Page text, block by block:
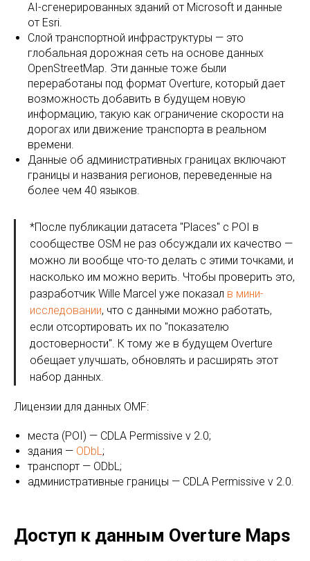
AI-сгенерированных зданий от Microsoft и данные
от Esri.
Слой транспортной инфраструктуры — это
глобальная дорожная сеть на основе данных
OpenStreetMap. Эти данные тоже были
переработаны под формат Overture, который дает
возможность добавить в будущем новую
информацию, такую как ограничение скорости на
дорогах или движение транспорта в реальном
времени.
Данные об административных границах включают
границы и названия регионов, переведенные на
более чем 40 языков.
*После публикации датасета "Places" с POI в
сообществе OSM не раз обсуждали их качество —
можно ли вообще что-то делать с этими точками, и
насколько им можно верить. Чтобы проверить это,
разработчик Wille Marcel уже показал в мини-
исследовании, что с данными можно работать,
если отсортировать их по "показателю
достоверности". К тому же в будущем Overture
обещает улучшать, обновлять и расширять этот
набор данных.
Лицензии для данных OMF:
места (POI) — CDLA Permissive v 2.0;
здания — ODbL;
транспорт — ODbL;
административные границы — CDLA Permissive v 2.0.
Доступ к данным Overture Maps